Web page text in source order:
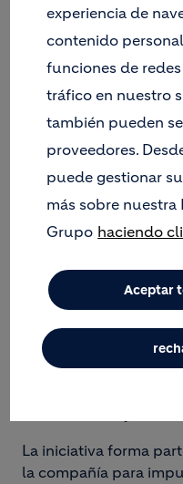
En un contexto de
impacto ambiental, la
desafíos que enfrenta
próximas décadas.
Medio Ambiente,
Construcción
gratuita y certificada
La iniciativa forma
la compañía para
experiencia de
contenido
funciones de
tráfico en nuestro
también pueden
proveedores.
puede gestionar
más sobre
Grupo haciendo
Aceptar